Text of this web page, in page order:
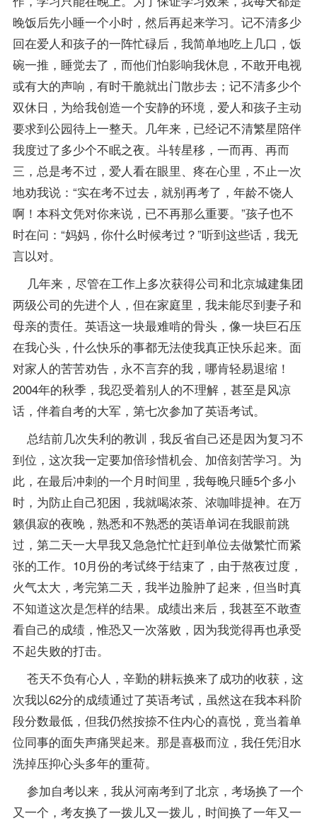
晚饭后先小睡一个小时，然后再起来学习。记不清多少
回在爱人和孩子的一阵忙碌后，我简单地吃上几口，饭
碗一推，睡觉去了，而他们怕影响我休息，不敢开电视
或有大的声响，有时干脆就出门散步去；记不清多少个
双休日，为给我创造一个安静的环境，爱人和孩子主动
要求到公园待上一整天。几年来，已经记不清繁星陪伴
我度过了多少个不眠之夜。斗转星移，一而再、再而
三，总是考不过，爱人看在眼里、疼在心里，不止一次
地劝我说：“实在考不过去，就别再考了，年龄不饶人
啊！本科文凭对你来说，已不再那么重要。”孩子也不
时在问：“妈妈，你什么时候考过？”听到这些话，我无
言以对。
几年来，尽管在工作上多次获得公司和北京城建集团
两级公司的先进个人，但在家庭里，我未能尽到妻子和
母亲的责任。英语这一块最难啃的骨头，像一块巨石压
在我心头，什么快乐的事都无法使我真正快乐起来。面
对家人的苦苦劝告，永不言弃的我，哪肯轻易退缩！
2004年的秋季，我忍受着别人的不理解，甚至是风凉
话，伴着自考的大军，第七次参加了英语考试。
总结前几次失利的教训，我反省自己还是因为复习不
到位，这次我一定要加倍珍惜机会、加倍刻苦学习。为
此，在最后冲刺的一个月时间里，我每晚只睡5个多小
时，为防止自己犯困，我就喝浓茶、浓咖啡提神。在万
籁俱寂的夜晚，熟悉和不熟悉的英语单词在我眼前跳
过，第二天一大早我又急急忙忙赶到单位去做繁忙而紧
张的工作。10月份的考试终于结束了，由于熬夜过度，
火气太大，考完第二天，我半边脸肿了起来，但当时真
不知道这次是怎样的结果。成绩出来后，我甚至不敢查
看自己的成绩，惟恐又一次落败，因为我觉得再也承受
不起失败的打击。
苍天不负有心人，辛勤的耕耘换来了成功的收获，这
次我以62分的成绩通过了英语考试，虽然这在我本科阶
段分数最低，但我仍然按捺不住内心的喜悦，竟当着单
位同事的面失声痛哭起来。那是喜极而泣，我任凭泪水
洗掉压抑心头多年的重荷。
参加自考以来，我从河南考到了北京，考场换了一个
又一个，考友换了一拨儿又一拨儿，时间换了一年又一